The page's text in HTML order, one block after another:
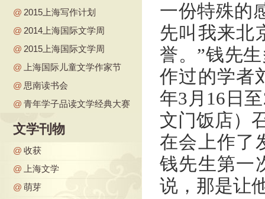
@ 2015上海写作计划
@ 2014上海国际文学周
@ 2015上海国际文学周
@
上海国际儿童文学作家节
@ 思南读书会
@ 青年学子品读文学经典大赛
文学刊物
@ 收获
@
上海文学
@ 萌芽
一份特殊的
先叫我来北
誉。”钱先
作过的学者
年3月16日
文门饭店）
在会上作了
钱先生第一
说，那是让